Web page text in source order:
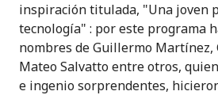
inspiración titulada, "Una joven
tecnología" : por este programa
nombres de Guillermo Martínez,
Mateo Salvatto entre otros,
e ingenio sorprendentes,